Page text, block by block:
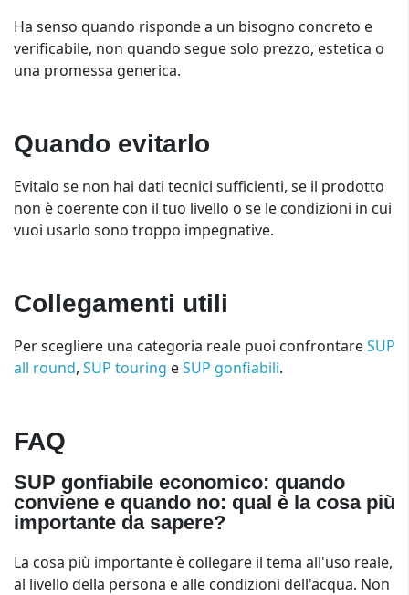
Ha senso quando risponde a un bisogno concreto e
verificabile, non quando segue solo prezzo, estetica o
una promessa generica.
Quando evitarlo
Evitalo se non hai dati tecnici sufficienti, se il prodotto
non è coerente con il tuo livello o se le condizioni in cui
vuoi usarlo sono troppo impegnative.
Collegamenti utili
Per scegliere una categoria reale puoi confrontareSUP
all round, SUP touring eSUP gonfiabili.
FAQ
SUP gonfiabile economico: quando
conviene e quando no: qual è la cosa più
importante da sapere?
La cosa più importante è collegare il tema all'uso reale,
al livello della persona e alle condizioni dell'acqua. Non